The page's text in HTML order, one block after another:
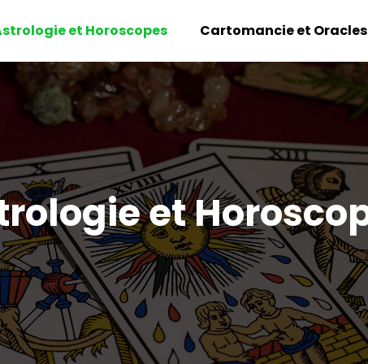
et Horoscopes Cartomancie et Oracles
et